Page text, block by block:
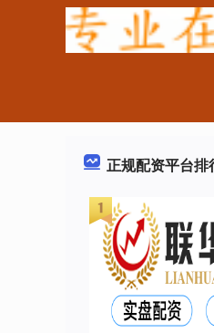
正规配资平台排